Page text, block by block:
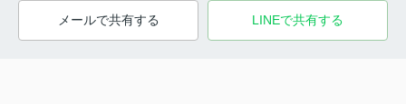
メールで共有する LINEで共有する